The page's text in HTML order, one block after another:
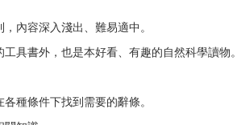
內容深入淺出、難易適中。
書外，也是本好看、有趣的自然科學讀物。
種條件下找到需要的辭條。